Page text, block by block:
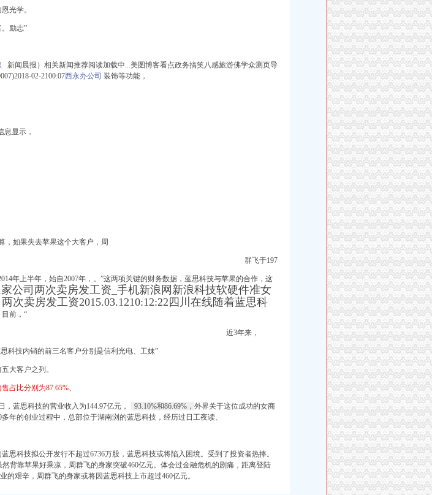
光学。
励志”
新闻晨报）相关新闻推荐阅读加载中...美图博客看点政务搞笑八感旅游佛学众测页导
02-2100:07西永办公司 装饰等功能，
息显示，
，如果失去苹果这个大客户，周
群飞于197
年上半年，始自2007年，。”这两项关键的财务数据， 蓝思科技与苹果的合作， 这
公司两次卖房发工资_手机新浪网新浪科技软硬件准女
次卖房发工资2015.03.1210:12:22四川在线随着蓝思科
目前，“
近3年来，
科技内销的前三名客户分别是信利光电、工妹”
大客户之列。
占比分别为87.65%、
，蓝思科技的营业收入为144.97亿元， 93.10%和86.69%， 外界关于这位成功的女商
多年的创业过程中， 总部位于湖南浏的蓝思科技，经历过日工夜读、
思科技拟公开发行不超过6736万股，蓝思科技或将陷入困境。受到了投资者热捧。
背靠苹果好乘凉，周群飞的身家突破460亿元。体会过金融危机的剧痛，距离登陆
艰辛，周群飞的身家或将因蓝思科技上市超过460亿元。